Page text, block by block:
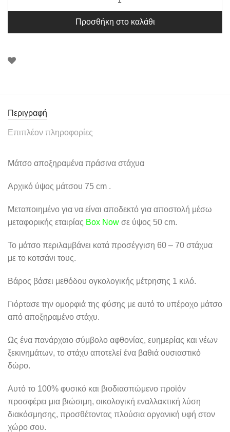
Προσθήκη στο καλάθι
Περιγραφή
Επιπλέον πληροφορίες
Μάτσο αποξηραμένα πράσινα στάχυα
Αρχικό ύψος μάτσου 75 cm .
Μεταποιημένο για να είναι αποδεκτό για αποστολή μέσω
μεταφορικής εταιρίας Box Now σε ύψος 50 cm.
Το μάτσο περιλαμβάνει κατά προσέγγιση 60 – 70 στάχυα
με το κοτσάνι τους.
Βάρος βάσει μεθόδου ογκολογικής μέτρησης 1 κιλό.
Γιόρτασε την ομορφιά της φύσης με αυτό το υπέροχο μάτσο
από αποξηραμένο στάχυ.
Ως ένα πανάρχαιο σύμβολο αφθονίας, ευημερίας και νέων
ξεκινημάτων, το στάχυ αποτελεί ένα βαθιά ουσιαστικό
δώρο.
Αυτό το 100% φυσικό και βιοδιασπώμενο προϊόν
προσφέρει μια βιώσιμη, οικολογική εναλλακτική λύση
διακόσμησης, προσθέτοντας πλούσια οργανική υφή στον
χώρο σου.